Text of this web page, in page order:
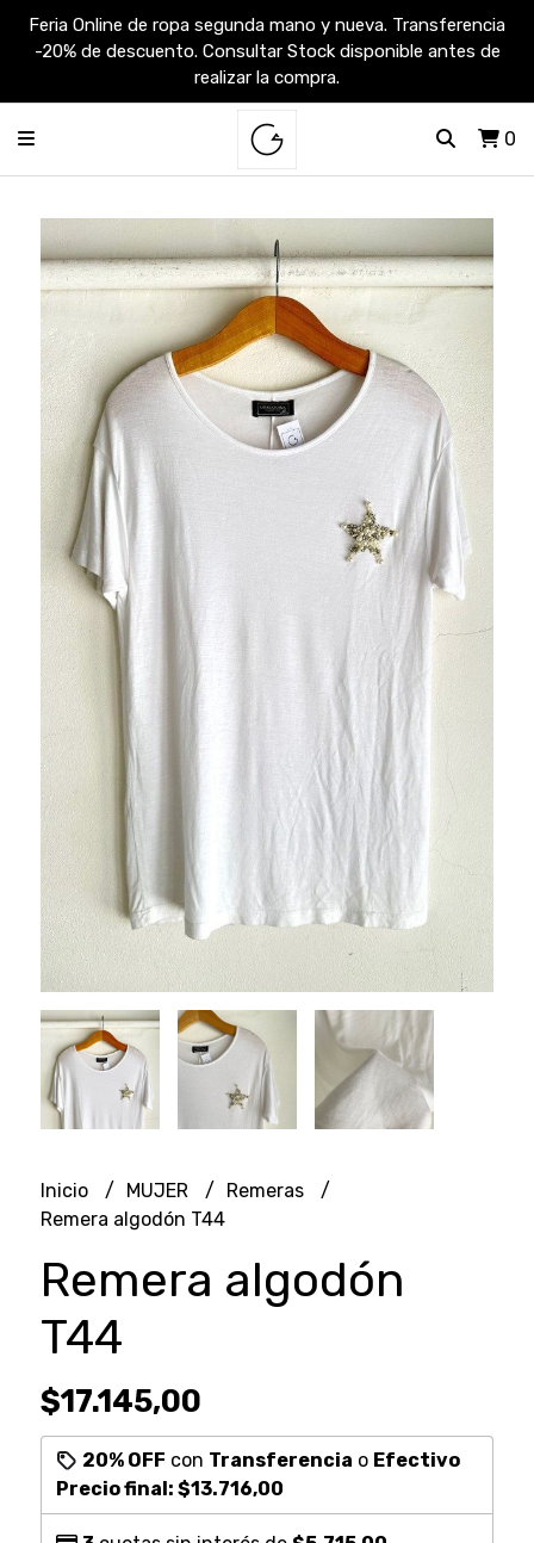
Feria Online de ropa segunda mano y nueva. Transferencia
-20% de descuento. Consultar Stock disponible antes de
realizar la compra.
0
Inicio MUJER
Remeras
Remera algodón T44
Remera algodón
T44
$17.145,00
20% OFF con Transferencia o Efectivo
Precio final: $13.716,00